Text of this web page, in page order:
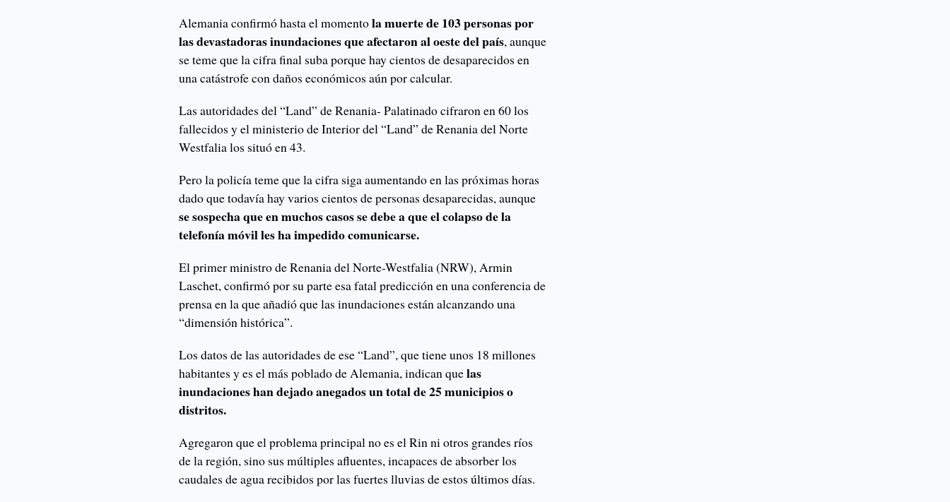
Alemania confirmó hasta el momentola muerte de 103 personas por
las devastadoras inundaciones que afectaron al oeste del país, aunque
se teme que la cifra final suba porque hay cientos de desaparecidos en
una catástrofe con daños económicos aún por calcular.
Las autoridades del “Land” de Renania- Palatinado cifraron en 60 los
fallecidos y el ministerio de Interior del “Land” de Renania del Norte
Westfalia los situó en 43.
Pero la policía teme que la cifra siga aumentando en las próximas horas
dado que todavía hay varios cientos de personas desaparecidas, aunque
se sospecha que en muchos casos se debe a que el colapso de la
telefonía móvil les ha impedido comunicarse.
El primer ministro de Renania del Norte-Westfalia (NRW), Armin
Laschet, confirmó por su parte esa fatal predicción en una conferencia de
prensa en la que añadió que las inundaciones están alcanzando una
“dimensión histórica”.
Los datos de las autoridades de ese “Land”, que tiene unos 18 millones
habitantes y es el más poblado de Alemania, indican quelas
inundaciones han dejado anegados un total de 25 municipios o
distritos.
Agregaron que el problema principal no es el Rin ni otros grandes ríos
de la región, sino sus múltiples afluentes, incapaces de absorber los
caudales de agua recibidos por las fuertes lluvias de estos últimos días.